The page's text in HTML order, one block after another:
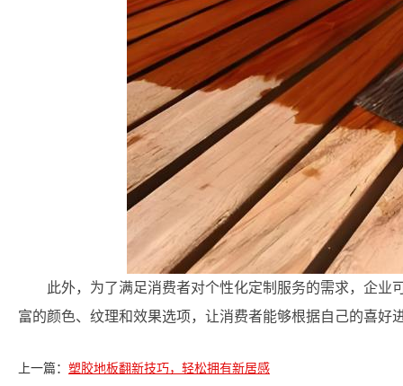
此外，为了满足消费者对个性化定制服务的需求，企
富的颜色、纹理和效果选项，让消费者能够根据自己的喜好
上一篇： 塑胶地板翻新技巧，轻松拥有新居感